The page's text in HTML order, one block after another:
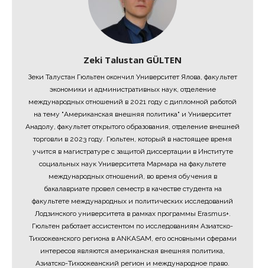
Zeki Talustan GÜLTEN
Зеки Талустан Гюльтен окончил Университет Ялова, факультет
экономики и административных наук, отделение
международных отношений в 2021 году с дипломной работой
на тему "Американская внешняя политика" и Университет
Анадолу, факультет открытого образования, отделение внешней
торговли в 2023 году. Гюльтен, который в настоящее время
учится в магистратуре с защитой диссертации в Институте
социальных наук Университета Мармара на факультете
международных отношений, во время обучения в
бакалавриате провел семестр в качестве студента на
факультете международных и политических исследований
Лодзинского университета в рамках программы Erasmus+.
Гюльтен работает ассистентом по исследованиям Азиатско-
Тихоокеанского региона в ANKASAM, его основными сферами
интересов являются американская внешняя политика,
Азиатско-Тихоокеанский регион и международное право.